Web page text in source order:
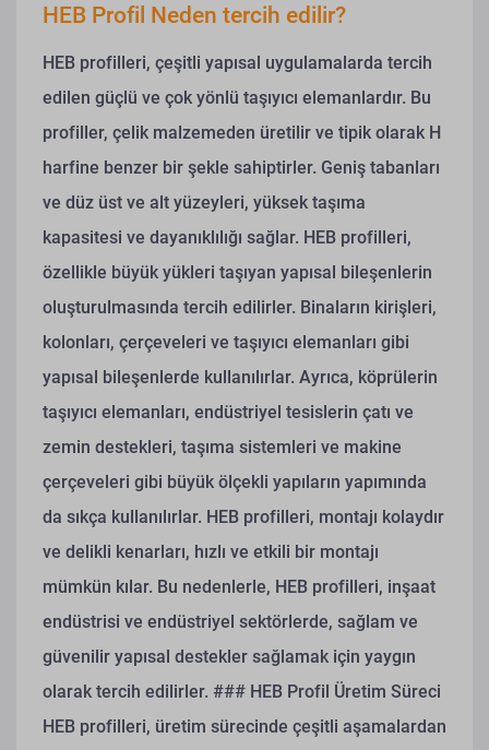
HEB Profil Neden tercih edilir?
HEB profilleri, çeşitli yapısal uygulamalarda tercih
edilen güçlü ve çok yönlü taşıyıcı elemanlardır. Bu
profiller, çelik malzemeden üretilir ve tipik olarak H
harfine benzer bir şekle sahiptirler. Geniş tabanları
ve düz üst ve alt yüzeyleri, yüksek taşıma
kapasitesi ve dayanıklılığı sağlar. HEB profilleri,
özellikle büyük yükleri taşıyan yapısal bileşenlerin
oluşturulmasında tercih edilirler. Binaların kirişleri,
kolonları, çerçeveleri ve taşıyıcı elemanları gibi
yapısal bileşenlerde kullanılırlar. Ayrıca, köprülerin
taşıyıcı elemanları, endüstriyel tesislerin çatı ve
zemin destekleri, taşıma sistemleri ve makine
çerçeveleri gibi büyük ölçekli yapıların yapımında
da sıkça kullanılırlar. HEB profilleri, montajı kolaydır
ve delikli kenarları, hızlı ve etkili bir montajı
mümkün kılar. Bu nedenlerle, HEB profilleri, inşaat
endüstrisi ve endüstriyel sektörlerde, sağlam ve
güvenilir yapısal destekler sağlamak için yaygın
olarak tercih edilirler. ### HEB Profil Üretim Süreci
HEB profilleri, üretim sürecinde çeşitli aşamalardan